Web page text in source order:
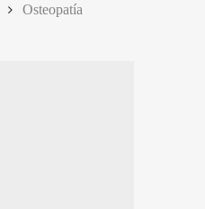
Osteopatía